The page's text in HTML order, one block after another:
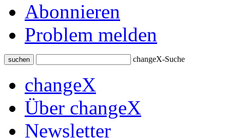
Abonnieren
Problem melden
suchen changeX-Suche
changeX
Über changeX
Newsletter